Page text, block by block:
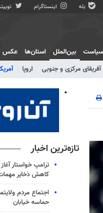
بله اینستاگرام
سیاست
بین‌الملل
آفریقای مرکزی و جنوبی اروپا
استان‌ها عکس
تازه‌ترین اخبار
ترامپ خواستار
کاهش ذخایر
حماسه خیابان